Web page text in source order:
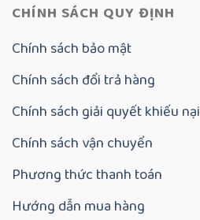
CHÍNH SÁCH QUY ĐỊNH
Chính sách bảo mật
Chính sách đổi trả hàng
Chính sách giải quyết khiếu nại
Chính sách vận chuyển
Phương thức thanh toán
Hướng dẫn mua hàng